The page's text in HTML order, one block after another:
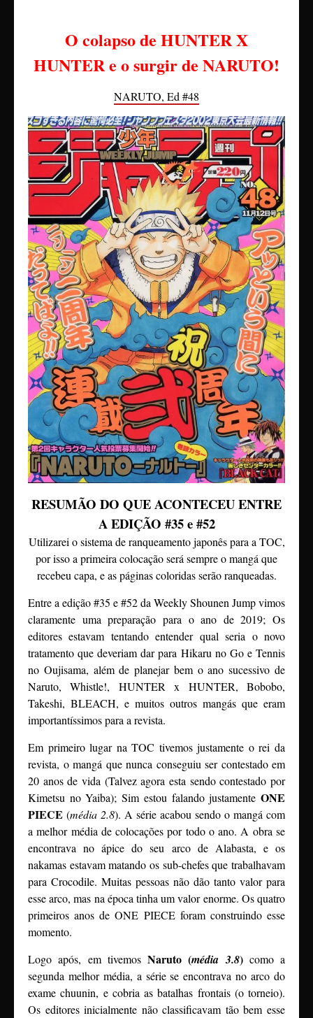
O colapso de HUNTER X
HUNTER e o surgir de NARUTO!
NARUTO, Ed #48
RESUMÃO DO QUE ACONTECEU ENTRE
A EDIÇÃO #35 e #52
Utilizarei o sistema de ranqueamento japonês para a TOC,
por isso a primeira colocação será sempre o mangá que
recebeu capa, e as páginas coloridas serão ranqueadas.
Entre a edição #35 e #52 da Weekly Shounen Jump vimos
claramente uma preparação para o ano de 2019; Os
editores estavam tentando entender qual seria o novo
tratamento que deveriam dar para Hikaru no Go e Tennis
no Oujisama, além de planejar bem o ano sucessivo de
Naruto, Whistle!, HUNTER x HUNTER, Bobobo,
Takeshi, BLEACH, e muitos outros mangás que eram
importantíssimos para a revista.
Em primeiro lugar na TOC tivemos justamente o rei da
revista, o mangá que nunca conseguiu ser contestado em
20 anos de vida (Talvez agora esta sendo contestado por
Kimetsu no Yaiba); Sim estou falando justamente ONE
PIECE (média 2.8). A série acabou sendo o mangá com
a melhor média de colocações por todo o ano. A obra se
encontrava no ápice do seu arco de Alabasta, e os
nakamas estavam matando os sub-chefes que trabalhavam
para Crocodile. Muitas pessoas não dão tanto valor para
esse arco, mas na época tinha um valor enorme. Os quatro
primeiros anos de ONE PIECE foram construindo esse
momento.
Logo após, em tivemos Naruto (média 3.8)como a
segunda melhor média, a série se encontrava no arco do
exame chuunin, e cobria as batalhas frontais (o torneio).
Os editores inicialmente não classificavam tão bem esse